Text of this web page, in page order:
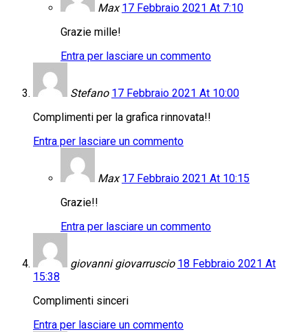
Max 17 Febbraio 2021 At 7:10
Grazie mille!
Entra per lasciare un commento
Stefano 17 Febbraio 2021 At 10:00
Complimenti per la grafica rinnovata!!
Entra per lasciare un commento
Max 17 Febbraio 2021 At 10:15
Grazie!!
Entra per lasciare un commento
giovanni giovarruscio 18 Febbraio 2021 At
15:38
Complimenti sinceri
Entra per lasciare un commento